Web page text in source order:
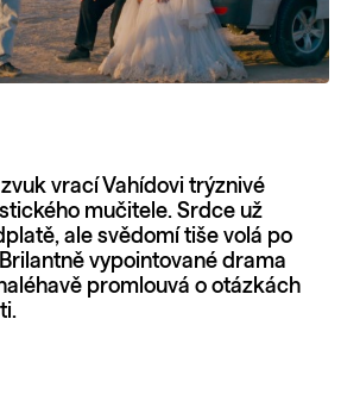
vrací Vahídovi trýznivé
mučitele. Srdce už
ale svědomí tiše volá po
vypointované drama
promlouvá o otázkách